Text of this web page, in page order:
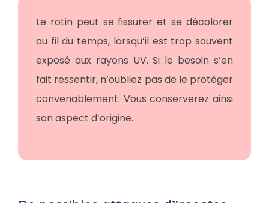
Le rotin peut se fissurer et se décolorer
au fil du temps, lorsqu’il est trop souvent
exposé aux rayons UV. Si le besoin s’en
fait ressentir, n’oubliez pas de le protéger
convenablement. Vous conserverez ainsi
son aspect d’origine.